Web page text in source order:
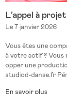
L’appel à
Le 7 janvier 2026
Vous êtes une
à votre actif ? Vous
opper une production en cours ? →
studiod-danse.fr
En savoir plus